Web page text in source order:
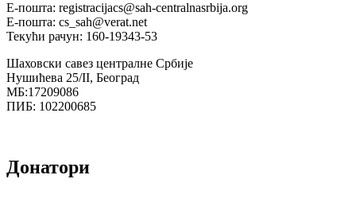
Е-пошта: registracijacs@sah-centralnasrbija.org
Е-пошта: cs_sah@verat.net
Текући рачун: 160-19343-53
Шаховски савез централне Србије
Нушићева 25/II, Београд
МБ:17209086
ПИБ: 102200685
Донатори